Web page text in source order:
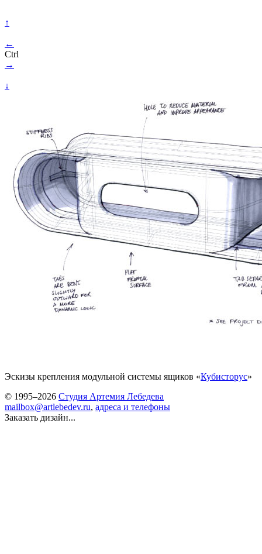
↑
←
Ctrl
→
↓
Эскизы крепления модульной системы ящиков «Кубисторус»
© 1995–2026 Студия Артемия Лебедева
mailbox@artlebedev.ru, адреса и телефоны
Заказать дизайн...